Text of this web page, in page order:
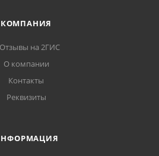
КОМПАНИЯ
Отзывы на 2ГИС
О компании
Контакты
Реквизиты